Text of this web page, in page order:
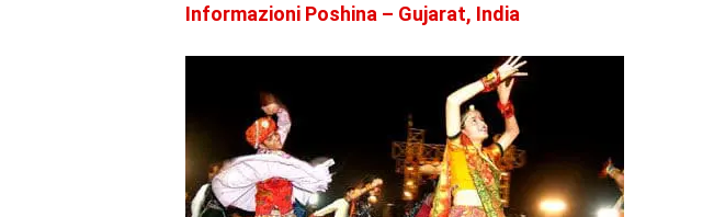
Informazioni Poshina – Gujarat, India